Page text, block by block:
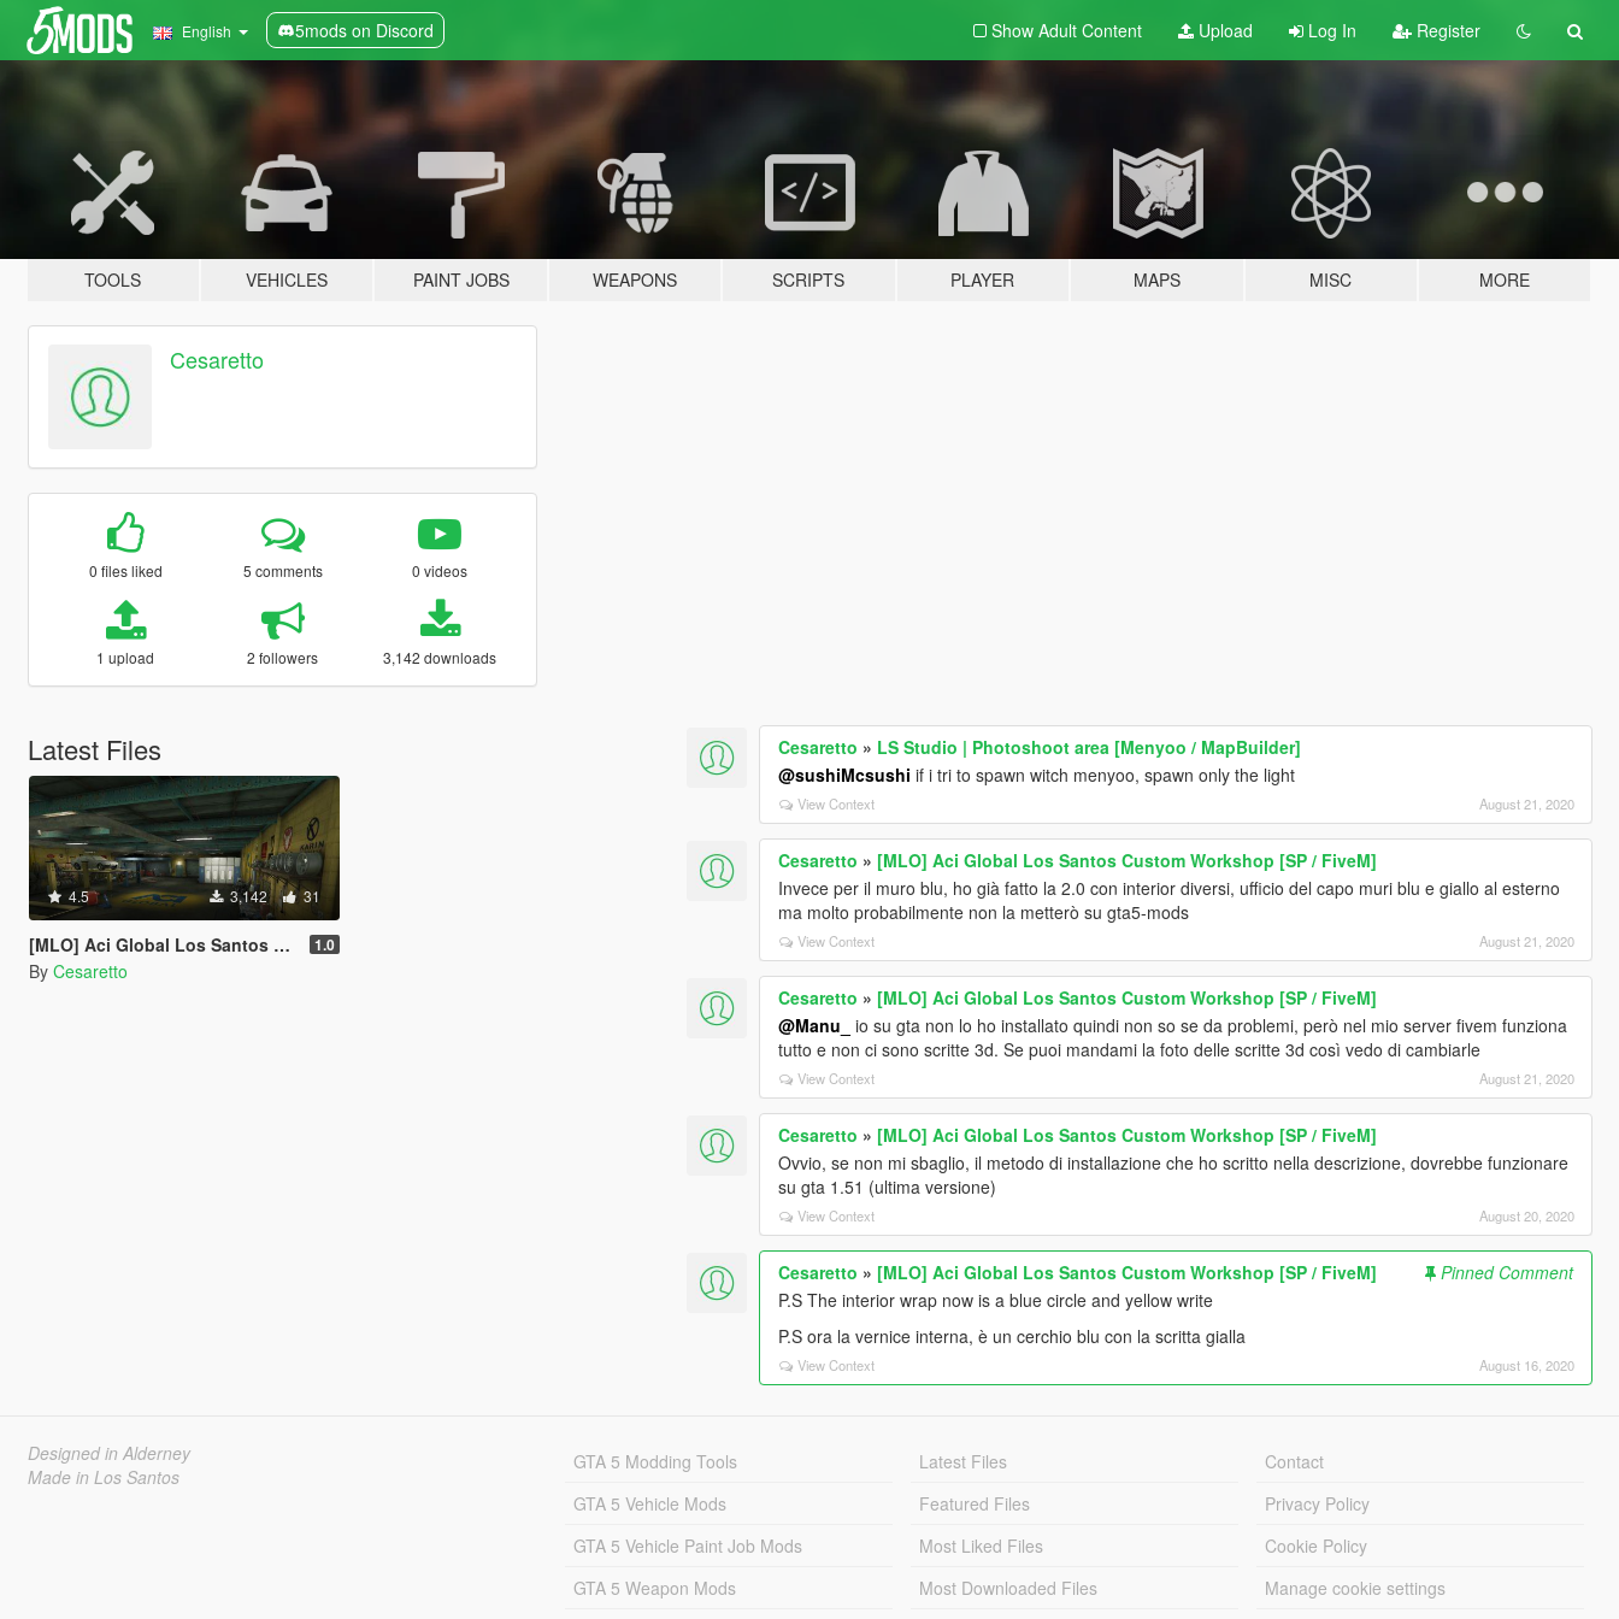
English 5mods on Discord Show Adult Content Upload Log In Register
TOOLS VEHICLES PAINT JOBS WEAPONS SCRIPTS PLAYER MAPS MISC MORE
Cesaretto
0 files liked 5 comments 0 videos
1 upload 2 followers 3,142 downloads
Latest Files
4.5 3,142 31
[MLO] Aci Global Los Santos Custom Workshop [SP / FiveM] 1.0
By Cesaretto
Cesaretto » LS Studio | Photoshoot area [Menyoo / MapBuilder]
@sushiMcsushi if i tri to spawn witch menyoo, spawn only the light
View Context August 21, 2020
Cesaretto » [MLO] Aci Global Los Santos Custom Workshop [SP / FiveM]
Invece per il muro blu, ho già fatto la 2.0 con interior diversi, ufficio del capo muri blu e giallo al esterno
ma molto probabilmente non la metterò su gta5-mods
View Context August 21, 2020
Cesaretto » [MLO] Aci Global Los Santos Custom Workshop [SP / FiveM]
@Manu_
io su gta non lo ho installato quindi non so se da problemi, però nel mio server fivem funziona
tutto e non ci sono scritte 3d. Se puoi mandami la foto delle scritte 3d così vedo di cambiarle
View Context August 21, 2020
Cesaretto » [MLO] Aci Global Los Santos Custom Workshop [SP / FiveM]
Ovvio, se non mi sbaglio, il metodo di installazione che ho scritto nella descrizione, dovrebbe funzionare
su gta 1.51 (ultima versione)
View Context August 20, 2020
Cesaretto » [MLO] Aci Global Los Santos Custom Workshop [SP / FiveM]
Pinned Comment
P.S The interior wrap now is a blue circle and yellow write
P.S ora la vernice interna, è un cerchio blu con la scritta gialla
View Context August 16, 2020
Designed in Alderney
Made in Los Santos
GTA 5 Modding Tools
GTA 5 Vehicle Mods
GTA 5 Vehicle Paint Job Mods
GTA 5 Weapon Mods
Latest Files
Featured Files
Most Liked Files
Most Downloaded Files
Contact
Privacy Policy
Cookie Policy
Manage cookie settings